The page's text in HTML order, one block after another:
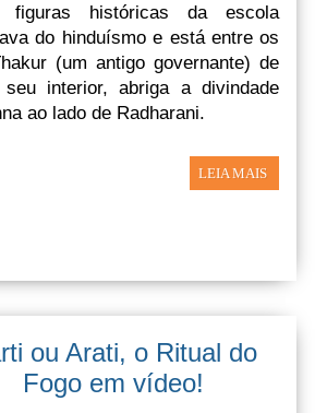
figuras históricas da escola
do hinduísmo e está entre os
(um antigo governante) de
seu interior, abriga a divindade
ao lado de Radharani.
LEIA MAIS
ou Arati, o Ritual do
Fogo em vídeo!